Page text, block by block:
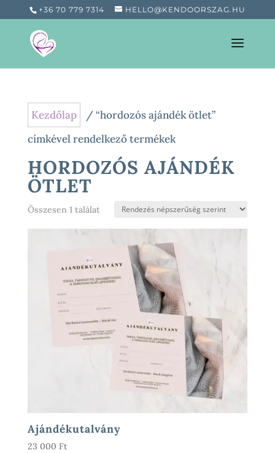
+36 70 779 7314 HELLO@KENDOORSZAG.HU
Kezdőlap
/ “hordozós ajándék ötlet”
címkével rendelkező termékek
HORDOZÓS AJÁNDÉK
ÖTLET
Összesen 1 találat
Ajándékutalvány
23 000 Ft